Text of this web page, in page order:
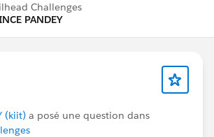
Challenges
PANDEY
(kiit) a posé une question dans